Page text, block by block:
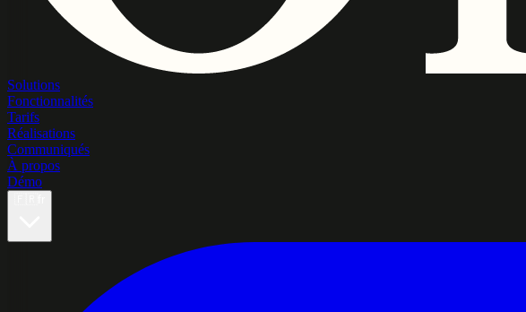
Solutions
Fonctionnalités
Tarifs
Réalisations
Communiqués
À propos
Démo